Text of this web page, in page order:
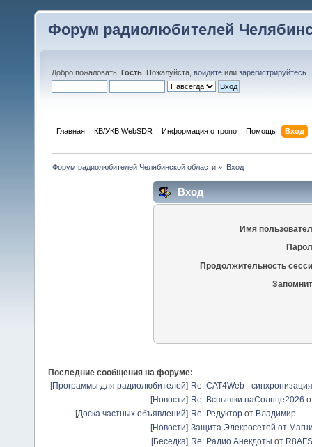
Форум радиолюбителей
Добро пожаловать, Гость . Пожалуйста, войдите или зарегистрируйтесь
Главная КВ/УКВ WebSDR Информация о тропо Помощь Вход
Форум радиолюбителей Челябинской области » Вход
Вход
Имя
Продолжительность
Последние сообщения на форуме:
[Программы для радиолюбителей] Re: CAT4Web -
[Новости] Re: Вспышки наСолнце2026
[Доска частных объявлений] Re: Редуктор от Владимир
[Новости] Защита Элекросетей от
[Беседка] Re: Радио Анекдоты от R8AFS